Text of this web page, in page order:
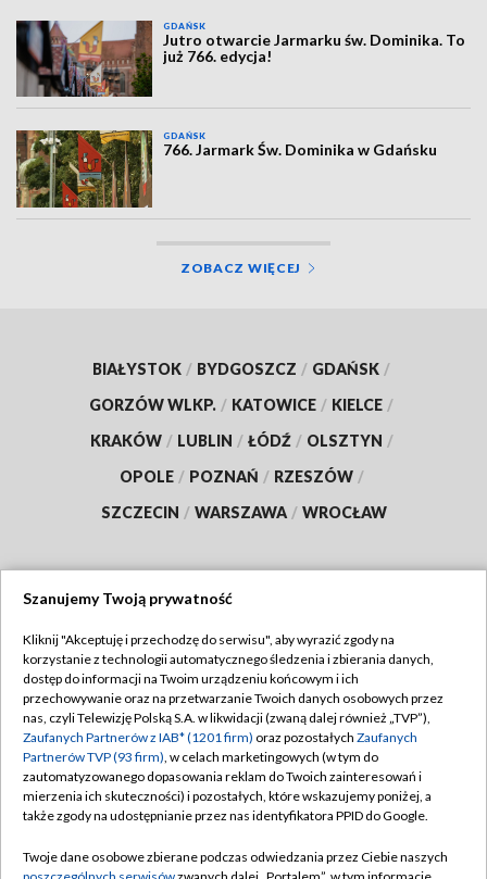
GDAŃSK
Jutro otwarcie Jarmarku św. Dominika. To
już 766. edycja!
GDAŃSK
766. Jarmark Św. Dominika w Gdańsku
ZOBACZ WIĘCEJ
BIAŁYSTOK / BYDGOSZCZ / GDAŃSK /
GORZÓW WLKP. / KATOWICE / KIELCE /
KRAKÓW / LUBLIN / ŁÓDŹ / OLSZTYN /
OPOLE / POZNAŃ / RZESZÓW /
SZCZECIN / WARSZAWA / WROCŁAW
TVP
Abonament TVP
Emisja w TVP
Centrum informacji TVP
Naziemna Telewizja Cyfrowa
Rada Programowa
Regulamin TVP
Polityka prywatności
Moje zgody
Pomoc
Szanujemy Twoją prywatność
Kliknij "Akceptuję i przechodzę do serwisu", aby wyrazić zgody na
korzystanie z technologii automatycznego śledzenia i zbierania danych,
dostęp do informacji na Twoim urządzeniu końcowym i ich
przechowywanie oraz na przetwarzanie Twoich danych osobowych przez
nas, czyli Telewizję Polską S.A. w likwidacji (zwaną dalej również „TVP”),
Zaufanych Partnerów z IAB* (1201 firm) oraz pozostałych Zaufanych
Partnerów TVP (93 firm), w celach marketingowych (w tym do
zautomatyzowanego dopasowania reklam do Twoich zainteresowań i
mierzenia ich skuteczności) i pozostałych, które wskazujemy poniżej, a
także zgody na udostępnianie przez nas identyfikatora PPID do Google.
Twoje dane osobowe zbierane podczas odwiedzania przez Ciebie naszych